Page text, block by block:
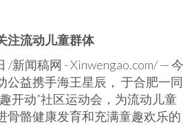
注流动儿童群体
/新闻稿网 - Xinwengao.com/ — 今
公益携手海王星辰， 于合肥一同
开动”社区运动会，为流动儿童
骨骼健康发育和充满童趣欢乐的